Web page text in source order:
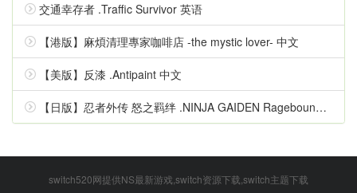
交通幸存者 .Traffic Survivor 英语
【港版】麻煩清理專家咖啡店 -the mystic lover- 中文
【美版】反漆 .Antipaint 中文
【日版】忍者外传 怒之羁绊 .NINJA GAIDEN Ragebound 中文
switch520网提供NS最新游戏,switch资源下载,switch主题下载